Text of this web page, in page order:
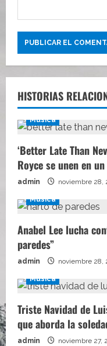
HISTORIAS
Música
‘Better Late Than
Royce se unen en
admin noviembre 28,
Música
Anabel Lee lucha
paredes”
admin noviembre 28,
Música
Triste Navidad de
que aborda la
admin noviembre 27,